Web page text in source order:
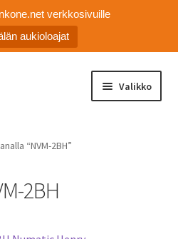
verkkosivuille
aukioloajat
Valikko
“NVM-2BH”
2BH